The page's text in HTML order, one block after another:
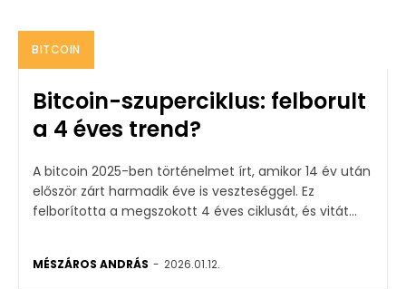
BITCOIN
Bitcoin-szuperciklus: felborult
a 4 éves trend?
A bitcoin 2025-ben történelmet írt, amikor 14 év után
először zárt harmadik éve is veszteséggel. Ez
felborította a megszokott 4 éves ciklusát, és vitát...
MÉSZÁROS ANDRÁS - 2026.01.12.